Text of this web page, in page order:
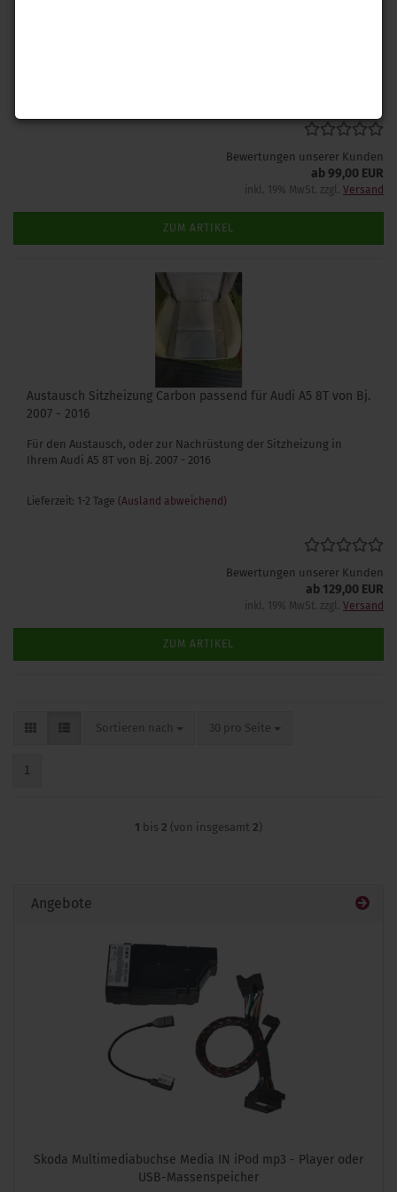
Bewertungen unserer Kunden
ab 99,00 EUR
inkl. 19% MwSt. zzgl. Versand
ZUM ARTIKEL
Austausch Sitzheizung Carbon passend für Audi A5 8T von Bj.
2007 - 2016
Für den Austausch, oder zur Nachrüstung der Sitzheizung in
Ihrem Audi A5 8T von Bj. 2007 - 2016
Lieferzeit: 1-2 Tage (Ausland abweichend)
Bewertungen unserer Kunden
ab 129,00 EUR
inkl. 19% MwSt. zzgl. Versand
ZUM ARTIKEL
Sortieren nach
Sortieren nach 30 pro Seite
pro Seite
1
1 bis 2 (von insgesamt 2)
Angebote
Skoda Multimediabuchse Media IN iPod mp3 - Player oder
USB-Massenspeicher